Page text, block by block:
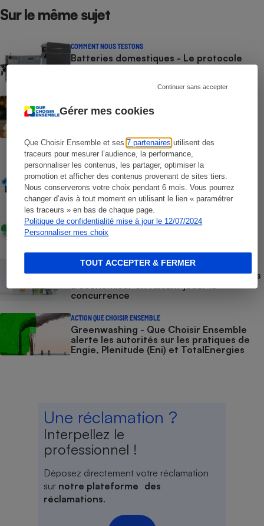
Gérer mes cookies
Que Choisir Ensemble et ses7 partenaires utilisent des
traceurs pour mesurer l’audience, la performance,
personnaliser les contenus, les partager, optimiser la
promotion et afficher des contenus provenant de sites tiers.
Nous conserverons votre choix pendant 6 mois. Vous pourrez
changer d’avis à tout moment en utilisant le lien « paramétrer
les traceurs » en bas de chaque page.
Politique de confidentialité mise à jour le 12/07/2024
Personnaliser mes choix
Continuer sans accepter
TOUT ACCEPTER & FERMER
Sur le même sujet
COMMENT NOUS TESTONS
Batteries domestiques - Le protocole
Prix de l’électricité - Les tarifs
COMPARATEUR
Comparateur Gaz & Électricité gratuit -
Faites baisser votre facture annuelle
d’énergie
ENQUÊTE
Énergie citoyenne - Quand des habitants
se lancent dans l’aventure
ACTUALITÉ
Gaz et électricité - Des centaines d’euros
à économiser en faisant jouer la
concurrence
ACTION QUE CHOISIR ENSEMBLE
Greenwashing - Que Choisir Ensemble
alerte les autorités sur les pratiques de
Engie, Plenitude (Eni) et TotalEnergies
Une réclamation ?
Interpellez le
professionnel !
Déposez directement votre réclamation
sur notre plateforme des
réclamations.